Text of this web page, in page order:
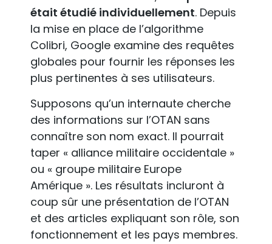
était étudié individuellement. Depuis
la mise en place de l’algorithme
Colibri, Google examine des requêtes
globales pour fournir les réponses les
plus pertinentes à ses utilisateurs.
Supposons qu’un internaute cherche
des informations sur l’OTAN sans
connaître son nom exact. Il pourrait
taper « alliance militaire occidentale »
ou « groupe militaire Europe
Amérique ». Les résultats incluront à
coup sûr une présentation de l’OTAN
et des articles expliquant son rôle, son
fonctionnement et les pays membres.